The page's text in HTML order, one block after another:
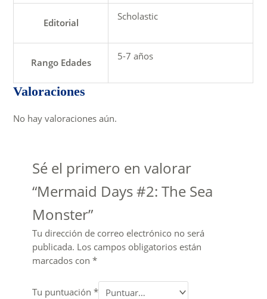
Editorial
Scholastic
Rango Edades
5-7 años
Valoraciones
No hay valoraciones aún.
Sé el primero en valorar
“Mermaid Days #2: The Sea
Monster”
Tu dirección de correo electrónico no será
publicada. Los campos obligatorios están
marcados con *
Tu puntuación *